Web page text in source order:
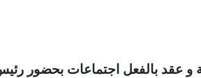
و عقد بالفعل اجتماعات بحضور